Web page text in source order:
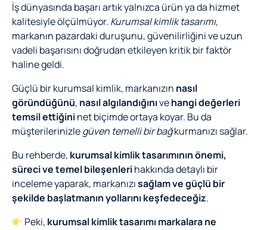
İş dünyasında başarı artık yalnızca ürün ya da hizmet
kalitesiyle ölçülmüyor. Kurumsal kimlik tasarımı,
markanın pazardaki duruşunu, güvenilirliğini ve uzun
vadeli başarısını doğrudan etkileyen kritik bir faktör
haline geldi.
Güçlü bir kurumsal kimlik, markanızın nasıl
göründüğünü, nasıl algılandığınıvehangi değerleri
temsil ettiğininet biçimde ortaya koyar. Bu da
müşterilerinizlegüven temelli bir bağkurmanızı sağlar.
Bu rehberde, kurumsal kimlik tasarımının önemi,
süreci ve temel bileşenlerihakkında detaylı bir
inceleme yaparak, markanızısağlam ve güçlü bir
şekilde başlatmanın yollarını keşfedeceğiz.
Peki, kurumsal kimlik tasarımı markalara ne